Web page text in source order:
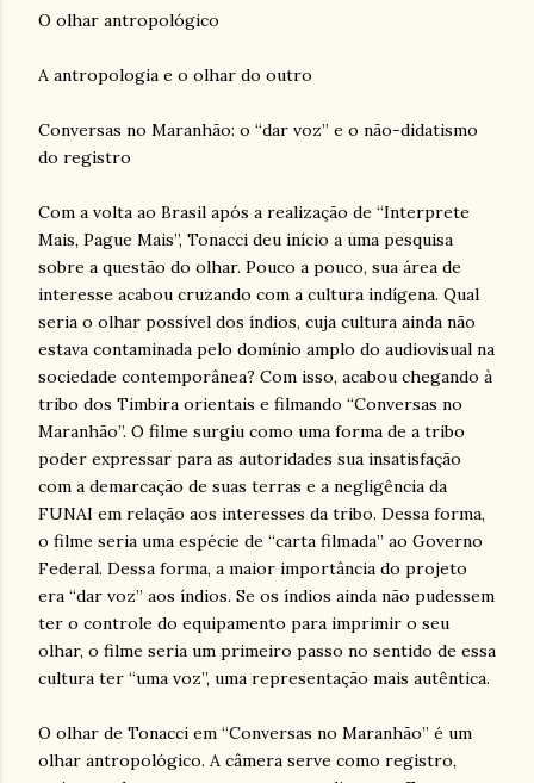
O olhar antropológico
A antropologia e o olhar do outro
Conversas no Maranhão: o “dar voz” e o não-didatismo
do registro
Com a volta ao Brasil após a realização de “Interprete
Mais, Pague Mais”, Tonacci deu início a uma pesquisa
sobre a questão do olhar. Pouco a pouco, sua área de
interesse acabou cruzando com a cultura indígena. Qual
seria o olhar possível dos índios, cuja cultura ainda não
estava contaminada pelo domínio amplo do audiovisual na
sociedade contemporânea? Com isso, acabou chegando à
tribo dos Timbira orientais e filmando “Conversas no
Maranhão”. O filme surgiu como uma forma de a tribo
poder expressar para as autoridades sua insatisfação
com a demarcação de suas terras e a negligência da
FUNAI em relação aos interesses da tribo. Dessa forma,
o filme seria uma espécie de “carta filmada” ao Governo
Federal. Dessa forma, a maior importância do projeto
era “dar voz” aos índios. Se os índios ainda não pudessem
ter o controle do equipamento para imprimir o seu
olhar, o filme seria um primeiro passo no sentido de essa
cultura ter “uma voz”, uma representação mais autêntica.
O olhar de Tonacci em “Conversas no Maranhão” é um
olhar antropológico. A câmera serve como registro,